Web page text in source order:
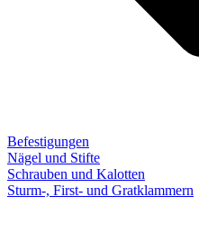
Befestigungen
Nägel und Stifte
Schrauben und Kalotten
Sturm-, First- und Gratklammern